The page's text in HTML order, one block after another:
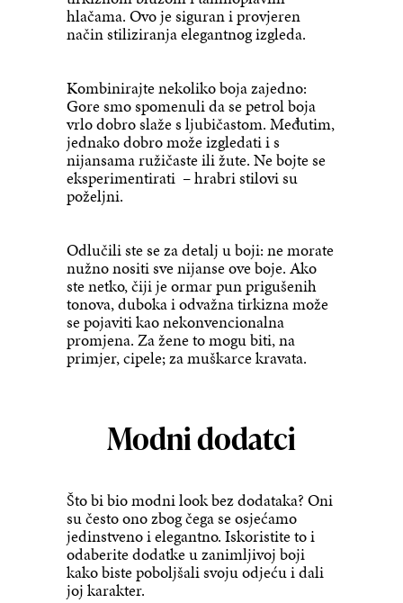
hlačama. Ovo je siguran i provjeren
način stiliziranja elegantnog izgleda.
Kombinirajte nekoliko boja zajedno:
Gore smo spomenuli da se petrol boja
vrlo dobro slaže s ljubičastom. Međutim,
jednako dobro može izgledati i s
nijansama ružičaste ili žute. Ne bojte se
eksperimentirati – hrabri stilovi su
poželjni.
Odlučili ste se za detalj u boji: ne morate
nužno nositi sve nijanse ove boje. Ako
ste netko, čiji je ormar pun prigušenih
tonova, duboka i odvažna tirkizna može
se pojaviti kao nekonvencionalna
promjena. Za žene to mogu biti, na
primjer, cipele; za muškarce kravata.
Modni dodatci
Što bi bio modni look bez dodataka? Oni
su često ono zbog čega se osjećamo
jedinstveno i elegantno. Iskoristite to i
odaberite dodatke u zanimljivoj boji
kako biste poboljšali svoju odjeću i dali
joj karakter.